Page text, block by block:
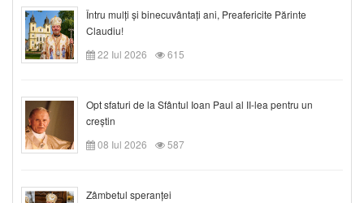
Întru mulți și binecuvântați ani, Preafericite Părinte
Claudiu!
22 Iul 2026
615
Opt sfaturi de la Sfântul Ioan Paul al II-lea pentru un
creștin
08 Iul 2026
587
Zâmbetul speranței